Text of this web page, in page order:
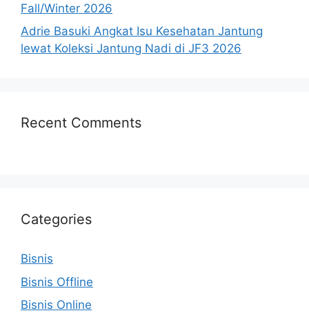
Fall/Winter 2026
Adrie Basuki Angkat Isu Kesehatan Jantung
lewat Koleksi Jantung Nadi di JF3 2026
Recent Comments
Categories
Bisnis
Bisnis Offline
Bisnis Online